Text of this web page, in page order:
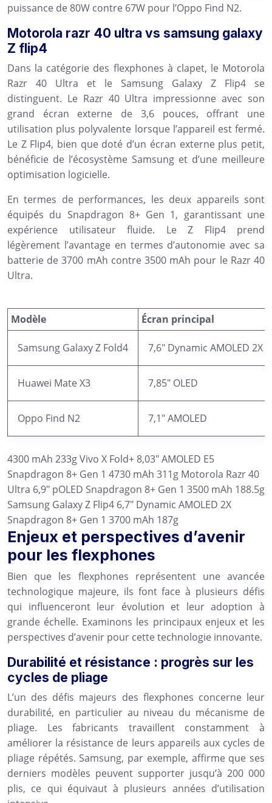
puissance de 80W contre 67W pour l’Oppo Find N2.
Motorola razr 40 ultra vs samsung galaxy
Z flip4
Dans la catégorie des flexphones à clapet, le Motorola
Razr 40 Ultra et le Samsung Galaxy Z Flip4 se
distinguent. Le Razr 40 Ultra impressionne avec son
grand écran externe de 3,6 pouces, offrant une
utilisation plus polyvalente lorsque l’appareil est fermé.
Le Z Flip4, bien que doté d’un écran externe plus petit,
bénéficie de l’écosystème Samsung et d’une meilleure
optimisation logicielle.
En termes de performances, les deux appareils sont
équipés du Snapdragon 8+ Gen 1, garantissant une
expérience utilisateur fluide. Le Z Flip4 prend
légèrement l’avantage en termes d’autonomie avec sa
batterie de 3700 mAh contre 3500 mAh pour le Razr 40
Ultra.
Modèle Écran principal
Samsung Galaxy Z Fold4 7,6″ Dynamic AMOLED 2X
Huawei Mate X3 7,85″ OLED
Oppo Find N2 7,1″ AMOLED
4300 mAh 233g Vivo X Fold+ 8,03″ AMOLED E5
Snapdragon 8+ Gen 1 4730 mAh 311g Motorola Razr 40
Ultra 6,9″ pOLED Snapdragon 8+ Gen 1 3500 mAh 188.5g
Samsung Galaxy Z Flip4 6,7″ Dynamic AMOLED 2X
Snapdragon 8+ Gen 1 3700 mAh 187g
Enjeux et perspectives d’avenir
pour les flexphones
Bien que les flexphones représentent une avancée
technologique majeure, ils font face à plusieurs défis
qui influenceront leur évolution et leur adoption à
grande échelle. Examinons les principaux enjeux et les
perspectives d’avenir pour cette technologie innovante.
Durabilité et résistance : progrès sur les
cycles de pliage
L’un des défis majeurs des flexphones concerne leur
durabilité, en particulier au niveau du mécanisme de
pliage. Les fabricants travaillent constamment à
améliorer la résistance de leurs appareils aux cycles de
pliage répétés. Samsung, par exemple, affirme que ses
derniers modèles peuvent supporter jusqu’à 200 000
plis, ce qui équivaut à plusieurs années d’utilisation